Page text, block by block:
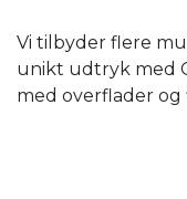
Vi tilbyder flere
unikt udtryk med
med overflader